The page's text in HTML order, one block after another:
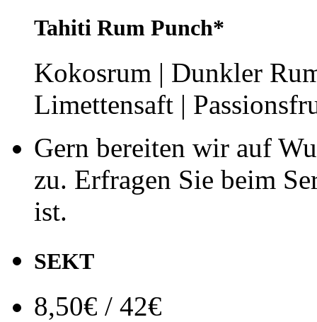
Tahiti Rum Punch*
Kokosrum | Dunkler
Limettensaft |
Gern bereiten wir auf
zu. Erfragen Sie beim
ist.
SEKT
8,50€ / 42€